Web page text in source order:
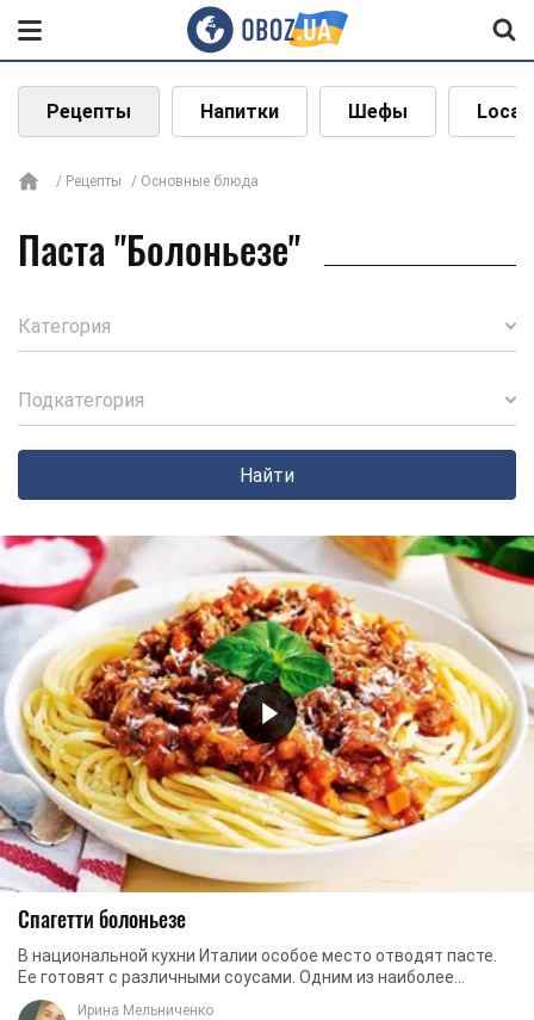
Рецепты Напитки Шефы Local
Рецепты Основные блюда
Паста "Болоньезе"
Категория
Подкатегория
Найти
Спагетти болоньезе
В национальной кухни Италии особое место отводят пасте.
Ее готовят с различными соусами. Одним из наиболее
популярных является болоньезе. Для ...
Ирина Мельниченко